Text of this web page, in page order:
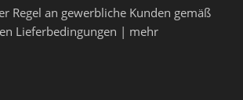
Regel an gewerbliche Kunden gemäß
Lieferbedingungen | mehr